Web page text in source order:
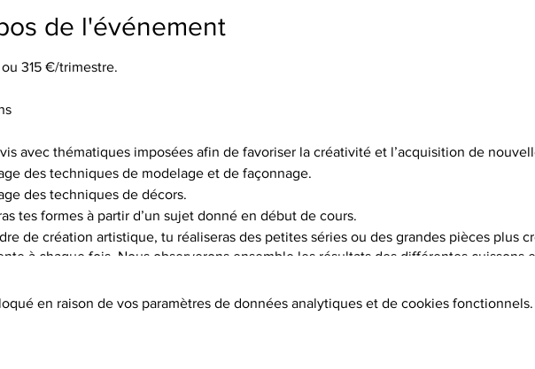
de l'événement
315 €/trimestre.
avec thématiques imposées afin de favoriser la créativité et l’acquisition de
des techniques de modelage et de façonnage.
des techniques de décors.
tes formes à partir d’un sujet donné en début de cours.
de création artistique, tu réaliseras des petites séries ou des grandes pièces plus
à chaque fois. Nous observerons ensemble les résultats des différentes cuissons
ta disposition le choix de 5 terres différentes, et pas moins de 15 engobes.
en raison de vos paramètres de données analytiques et de cookies fonctionnels.